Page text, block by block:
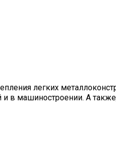
легких
в машиностроении. А